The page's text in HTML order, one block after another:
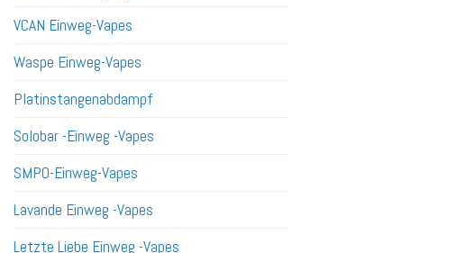
VCAN Einweg-Vapes
Waspe Einweg-Vapes
Platinstangenabdampf
Solobar -Einweg -Vapes
SMPO-Einweg-Vapes
Lavande Einweg -Vapes
Letzte Liebe Einweg -Vapes